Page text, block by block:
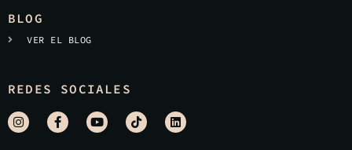
BLOG
VER EL BLOG
REDES SOCIALES